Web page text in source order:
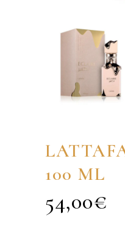
100 ML
54,00€